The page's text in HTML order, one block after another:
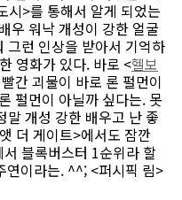
시>를 통해서 알게 되었는
우 워낙 개성이 강한 얼굴
그런 인상을 받아서 기억하
영화가 있다. 바로 <헬보
간 괴물이 바로 론 펄먼이
펄먼이 아닐까 싶다는. 못
말 개성 강한 배우고 난 좋
더 게이트>에서도 잠깐
블록버스터 1순위라 할
연이라는. ^^; <퍼시픽 림>